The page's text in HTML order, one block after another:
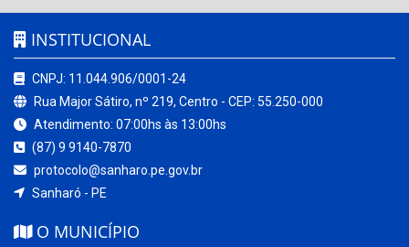
INSTITUCIONAL
CNPJ: 11.044.906/0001-24
Rua Major Sátiro, nº 219, Centro - CEP: 55.250-000
Atendimento: 07:00hs às 13:00hs
(87) 9 9140-7870
protocolo@sanharo.pe.gov.br
Sanharó - PE
O MUNICÍPIO